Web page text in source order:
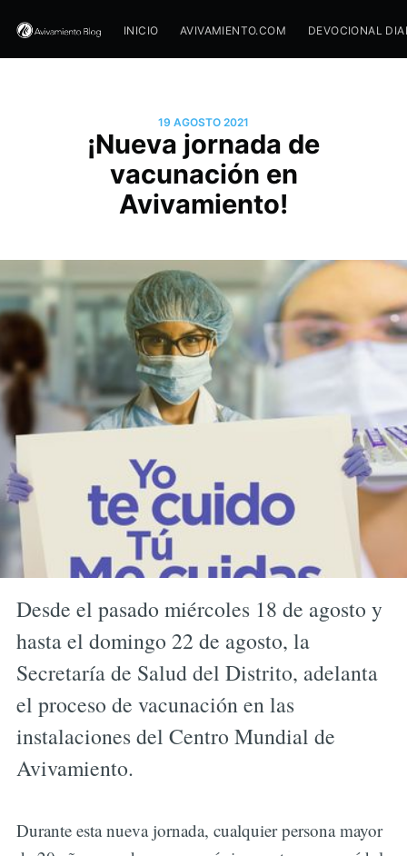
INICIO AVIVAMIENTO.COM DEVOCIONAL
19 AGOSTO 2021
¡Nueva jornada de
vacunación en
Avivamiento!
Desde el pasado miércoles 18 de agosto y
hasta el domingo 22 de agosto, la
Secretaría de Salud del Distrito, adelanta
el proceso de vacunación en las
instalaciones del Centro Mundial de
Avivamiento.
Durante esta nueva jornada, cualquier persona mayor